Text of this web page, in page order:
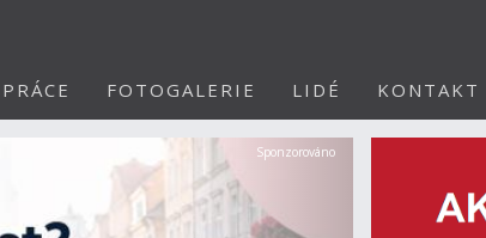
PRÁCE FOTOGALERIE LIDÉ KONTAKT
Další
Sponzorováno